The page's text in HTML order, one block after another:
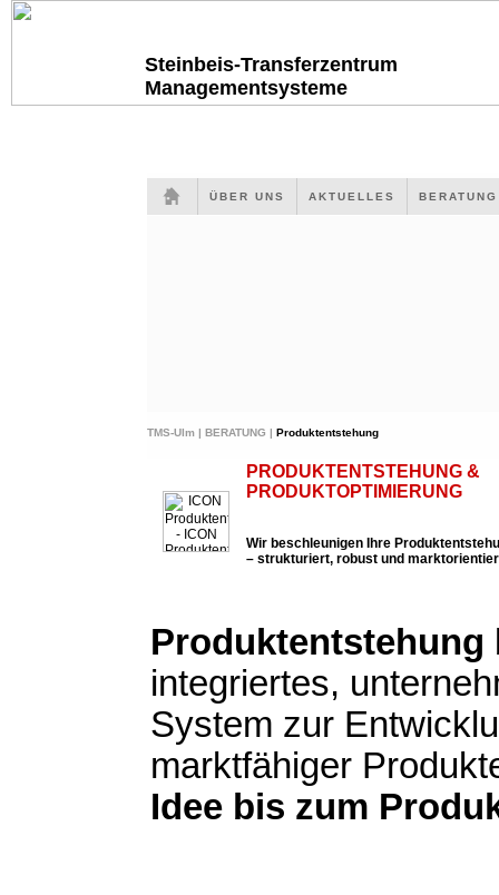
Steinbeis-Transferzentrum
Managementsysteme
ÜBER UNS AKTUELLES
TMS-Ulm | BERATUNG | Produktentstehung
PRODUKTENTSTEHUNG &
PRODUKTOPTIMIERUNG
Wir beschleunigen Ihre
– strukturiert, robust und
Produktentstehung
integriertes,
System zur
marktfähiger
Idee bis zum